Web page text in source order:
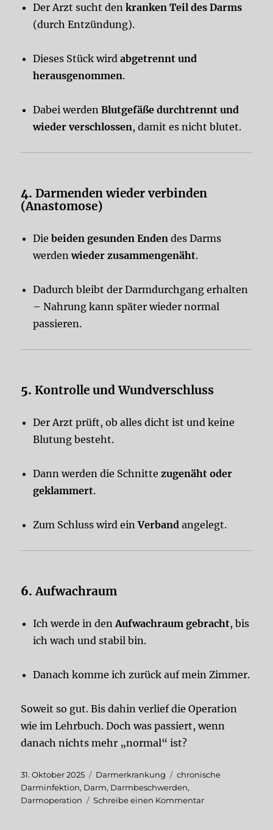
Der Arzt sucht denkranken Teil des Darms
(durch Entzündung).
Dieses Stück wirdabgetrennt und
herausgenommen.
Dabei werdenBlutgefäße durchtrennt und
wieder verschlossen, damit es nicht blutet.
4.Darmenden wieder verbinden
(Anastomose)
Diebeiden gesunden Enden des Darms
werdenwieder zusammengenäht.
Dadurch bleibt der Darmdurchgang erhalten
– Nahrung kann später wieder normal
passieren.
5.Kontrolle und Wundverschluss
Der Arzt prüft, ob alles dicht ist und keine
Blutung besteht.
Dann werden die Schnittezugenäht oder
geklammert.
Zum Schluss wird einVerband angelegt.
6.Aufwachraum
Ich werde in denAufwachraum gebracht, bis
ich wach und stabil bin.
Danach komme ich zurück auf mein Zimmer.
Soweit so gut. Bis dahin verlief die Operation
wie im Lehrbuch. Doch was passiert, wenn
danach nichts mehr „normal“ ist?
Veröffentlicht
am
31. Oktober 2025 Kategorien
Darmerkrankung Schlagwörter
chronische
Darminfektion, Darm, Darmbeschwerden,
Darmoperation
Schreibe einen Kommentarzu